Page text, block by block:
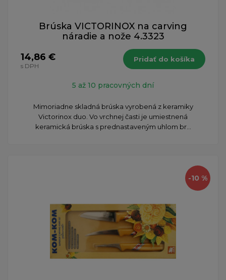
Brúska VICTORINOX na carving
náradie a nože 4.3323
14,86 €
s DPH
Pridať do košíka
5 až 10 pracovných dní
Mimoriadne skladná brúska vyrobená z keramiky
Victorinox duo. Vo vrchnej časti je umiestnená
keramická brúska s prednastaveným uhlom br...
-10 %